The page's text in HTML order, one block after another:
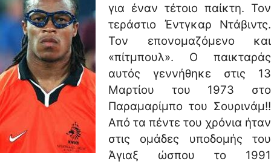
για έναν τέτοιο παίκτη. Τον
τεράστιο Έντγκαρ Ντάβιντς.
Τον επονομαζόμενο και
«πίτμπουλ». Ο παικταράς
αυτός γεννήθηκε στις 13
Μαρτίου του 1973 στο
Παραμαρίμπο του Σουρινάμ!!
Από τα πέντε του χρόνια ήταν
στις ομάδες υποδομής του
Άγιαξ ώσπου το 1991